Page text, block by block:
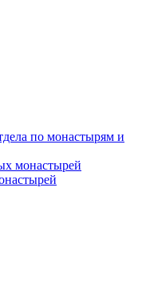
по монастырям и
монастырей